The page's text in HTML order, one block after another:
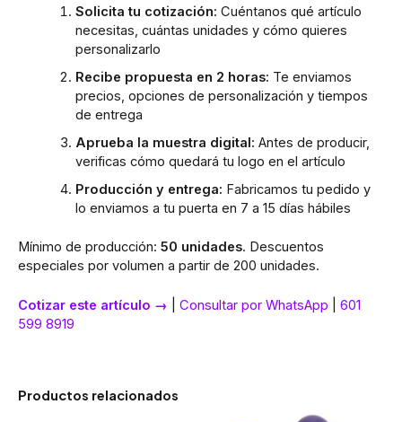
Solicita tu cotización: Cuéntanos qué artículo
necesitas, cuántas unidades y cómo quieres
personalizarlo
Recibe propuesta en 2 horas: Te enviamos
precios, opciones de personalización y tiempos
de entrega
Aprueba la muestra digital: Antes de producir,
verificas cómo quedará tu logo en el artículo
Producción y entrega: Fabricamos tu pedido y
lo enviamos a tu puerta en 7 a 15 días hábiles
Mínimo de producción: 50 unidades. Descuentos
especiales por volumen a partir de 200 unidades.
Cotizar este artículo → Consultar por WhatsApp
601
599 8919
Productos relacionados